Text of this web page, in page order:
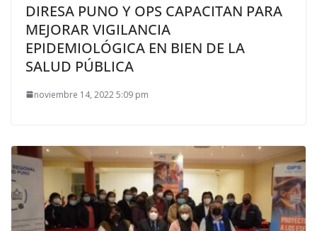
DIRESA PUNO Y OPS CAPACITAN PARA
MEJORAR VIGILANCIA
EPIDEMIOLÓGICA EN BIEN DE LA
SALUD PÚBLICA
noviembre 14, 2022 5:09 pm